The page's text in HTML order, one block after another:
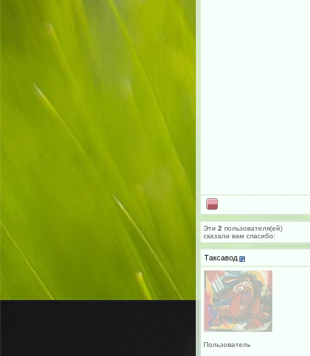
Эти 2 пользователя(ей)
сказали вам cпасибо:
Таксавод
Пользователь